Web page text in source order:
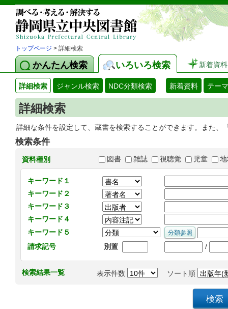
トップページ > 詳細検索
かんたん検索 いろいろ検索 新着資料
詳細検索 ジャンル検索 NDC分類検索 新着資料 テー
詳細検索
詳細な条件を設定して、蔵書を検索することができます。また
検索条件
資料種別 図書 雑誌 視聴覚 児童
キーワード１
キーワード２
キーワード３
キーワード４
キーワード５
請求記号
別置 /
検索結果一覧 表示件数 ソート順